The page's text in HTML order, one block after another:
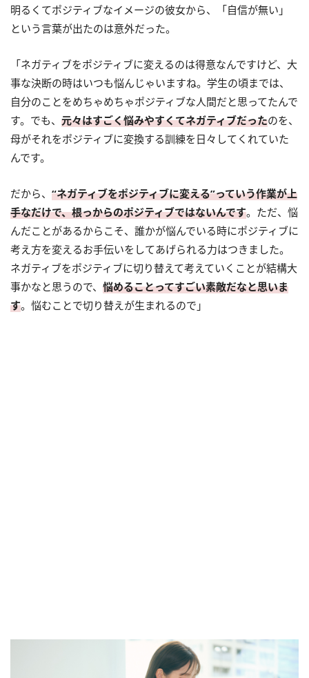
明るくてポジティブなイメージの彼女から、「自信が無い」
という言葉が出たのは意外だった。
「ネガティブをポジティブに変えるのは得意なんですけど、大
事な決断の時はいつも悩んじゃいますね。学生の頃までは、
自分のことをめちゃめちゃポジティブな人間だと思ってたんで
す。でも、 元々はすごく悩みやすくてネガティブだったのを、
母がそれをポジティブに変換する訓練を日々してくれていた
んです。
だから、 “ネガティブをポジティブに変える”っていう作業が上
手なだけで、根っからのポジティブではないんです。ただ、悩
んだことがあるからこそ、誰かが悩んでいる時にポジティブに
考え方を変えるお手伝いをしてあげられる力はつきました。
ネガティブをポジティブに切り替えて考えていくことが結構大
事かなと思うので、 悩めることってすごい素敵だなと思いま
す。悩むことで切り替えが生まれるので」